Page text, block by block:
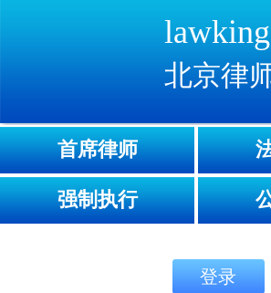
北京律
首席律师
强制执行
登录